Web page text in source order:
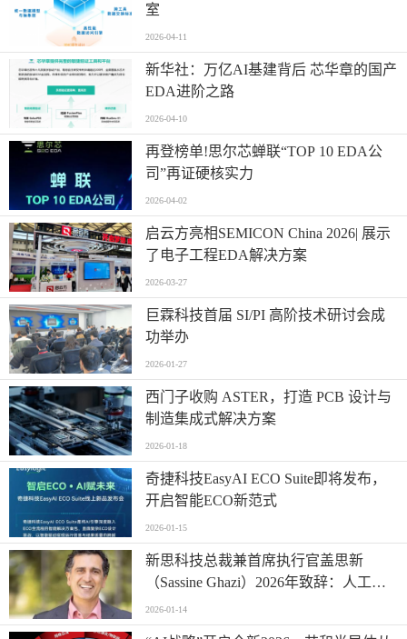
室
2026-04-11
新华社：万亿AI基建背后 芯华章的国产
EDA进阶之路
2026-04-10
再登榜单!思尔芯蝉联“TOP 10 EDA公
司”再证硬核实力
2026-04-02
启云方亮相SEMICON China 2026| 展示
了电子工程EDA解决方案
2026-03-27
巨霖科技首届 SI/PI 高阶技术研讨会成
功举办
2026-01-27
西门子收购 ASTER，打造 PCB 设计与
制造集成式解决方案
2026-01-18
奇捷科技EasyAI ECO Suite即将发布，
开启智能ECO新范式
2026-01-15
新思科技总裁兼首席执行官盖思新
（Sassine Ghazi）2026年致辞：人工智
能时代重塑工程创新
2026-01-14